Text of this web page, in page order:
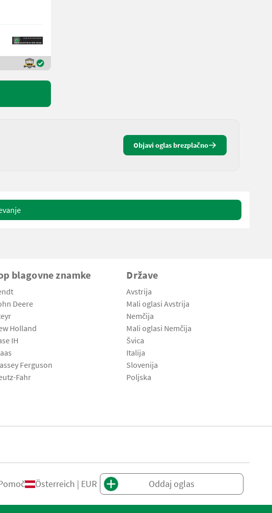
Objavi oglas brezplačno
blagovne znamke
Deere
Holland
IH
Ferguson
Fahr
Države
Avstrija
Mali oglasi Avstrija
Nemčija
Mali oglasi Nemčija
Švica
Italija
Slovenija
Poljska
Österreich | EUR Oddaj oglas